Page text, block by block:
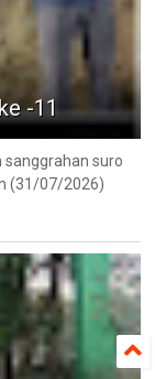
-11
sanggrahan suro
(31/07/2026)